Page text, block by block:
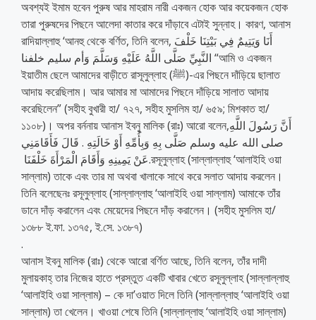
অবশ্যই ইমাম হবেন পুরুষ আর মাহরাম নারী একজন হোক আর কয়েকজন হোক
তারা পুরুষদের পিছনে আলেদা কাতার করে দাঁড়াবে এটাই সুন্নাহ। কারণ, আনাস
রাদিয়াল্লাহু ‘আনহু থেকে বর্ণিত, তিনি বলেন, أَنَا وَيَتِيمٌ فِي بَيْتِنَا خَلْفَ
النَّبِيِّ صَلَّى اللَّهُ عَلَيْهِ وَسَلَّمَ وَأم سليم خلفنا “আমি ও একজন
ইয়াতীম ছেলে আমাদের বাড়ীতে রাসূলুল্লাহ (ﷺ)-এর পিছনে দাঁড়িয়ে ছালাত
আদায় করেছিলাম। আর আমার মা আমাদের পিছনে দাঁড়িয়ে সালাত আদায়
করেছিলেন” (সহীহ বুখারী হা/ ৭২৭, সহীহ মুসলিম হা/ ৬৫৯; মিশকাত হা/
১১০৮)। অপর বর্ননায় আনাস ইবনু মালিক (রাঃ) আরো বলেন,أَنَّ رَسُولَ اللَّهِ
صلى الله عليه وسلم صَلَّى بِهِ وَبِأُمِّهِ أَوْ خَالَتِهِ ‏.‏ قَالَ فَأَقَامَنِي
عَنْ يَمِينِهِ وَأَقَامَ الْمَرْأَةَ خَلْفَنَا ‏.রসূলুল্লাহ (সাল্লাল্লাহু ‘আলাইহি ওয়া
সাল্লাম) তাকে এবং তার মা অথবা খালাকে সাথে করে সলাত আদায় করলেন।
তিনি বলেছেনঃ রসূলুল্লাহ (সাল্লাল্লাহু ‘আলাইহি ওয়া সাল্লাম) আমাকে তাঁর
ডানে দাঁড় করালেন এবং মেয়েদের পিছনে দাঁড় করালেন। (সহীহ মুসলিম হা/
১৩৮৮ ই.ফা. ১৩৭৫, ই.সে. ১৩৮৭)
.
আনাস ইবনু মালিক (রাঃ) থেকে আরো বর্ণিত আছে, তিনি বলেন, তাঁর দাদী
মুলায়কাহ্‌ তার নিজের হাতে প্রস্তুত একটি খাবার খেতে রসূলুল্লাহ (সাল্লাল্লাহু
‘আলাইহি ওয়া সাল্লাম) – কে দা’ওয়াত দিলে তিনি (সাল্লাল্লাহু ‘আলাইহি ওয়া
সাল্লাম) তা খেলেন। খাওয়া শেষে তিনি (সাল্লাল্লাহু ‘আলাইহি ওয়া সাল্লাম)